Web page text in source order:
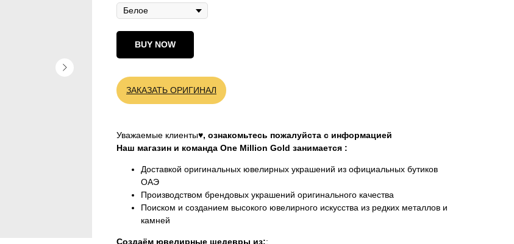
BUY NOW
ЗАКАЗАТЬ ОРИГИНАЛ
Уважаемые клиенты♥, ознакомьтесь пожалуйста с информацией
Наш магазин и команда One Million Gold занимается :
Доставкой оригинальных ювелирных украшений из официальных бутиков
ОАЭ
Производством брендовых украшений оригинального качества
Поиском и созданием высокого ювелирного искусства из редких металлов и
камней
Создаём ювелирные шедевры из::